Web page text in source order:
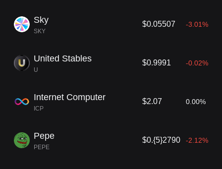
Sky
SKY
$0.05507 -3.01%
United Stables
U
$0.9991 -0.02%
Internet Computer
ICP
$2.07 0.00%
Pepe
PEPE
$0.{5}2790 -2.12%